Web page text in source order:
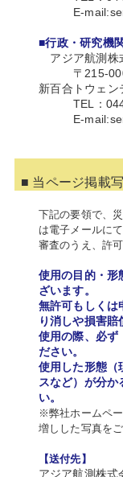
E-
■行政・研究機
アジア航測株
〒215-0004
新百合トウェン
TEL：044-
E-
■ 当ページ掲載
下記の要領で、
は電子メールに
審査のうえ、許
使用の目的・形
ざいます。
無許可もしくは
り消しや損害賠
使用の際、必ず
ださい。
使用した形態（
スなど）が分
い。
※弊社ホームペ
増しした写真を
【送付先】
アジア航測株